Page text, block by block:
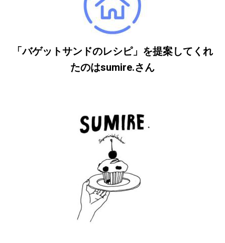
「バゲットサンドのレシピ」を提案してくれ
たのはsumire.さん